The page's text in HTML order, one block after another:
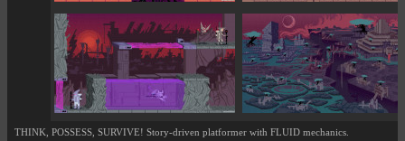
THINK, POSSESS, SURVIVE! Story-driven platformer with FLUID mechanics.